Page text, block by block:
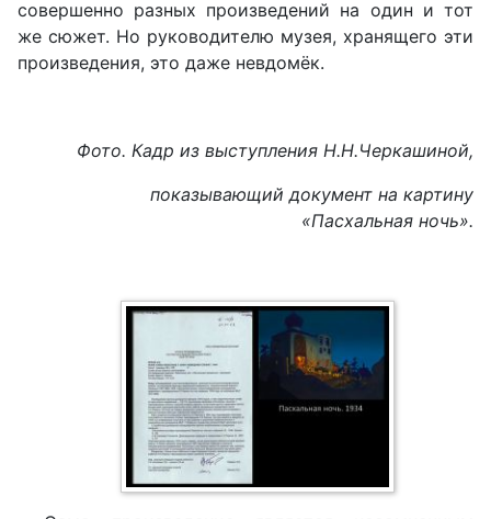
совершенно разных произведений на один и тот
же сюжет. Но руководителю музея, хранящего эти
произведения, это даже невдомёк.
Фото. Кадр из выступления Н.Н.Черкашиной,
показывающий документ на картину
«Пасхальная ночь».